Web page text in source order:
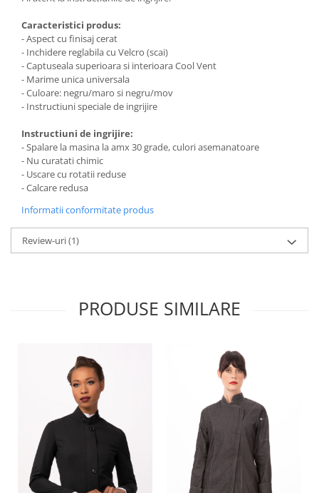
Caracteristici produs:
- Aspect cu finisaj cerat
- Inchidere reglabila cu Velcro (scai)
- Captuseala superioara si interioara Cool Vent
- Marime unica universala
- Culoare: negru/maro si negru/mov
- Instructiuni speciale de ingrijire
Instructiuni de ingrijire:
- Spalare la masina la amx 30 grade, culori asemanatoare
- Nu curatati chimic
- Uscare cu rotatii reduse
- Calcare redusa
Informatii conformitate produs
Review-uri(1)
PRODUSE SIMILARE